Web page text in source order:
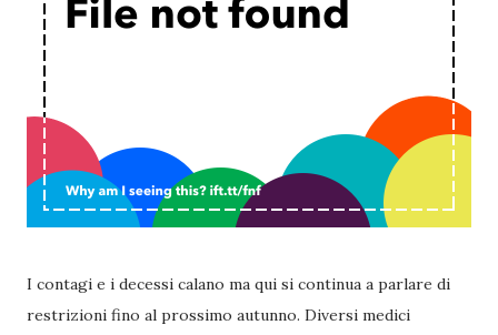
I contagi e i decessi calano ma qui si continua a parlare di
restrizioni fino al prossimo autunno. Diversi medici